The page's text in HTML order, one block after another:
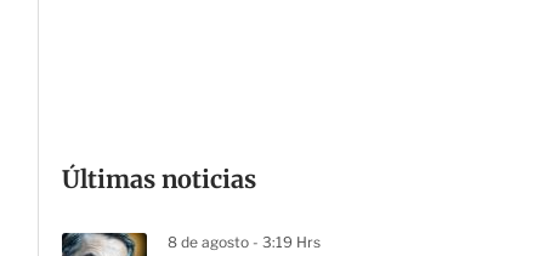
Últimas noticias
8 de agosto - 3:19 Hrs